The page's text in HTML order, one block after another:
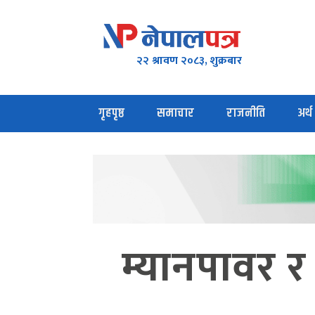
२२ श्रावण २०८३, शुक्रबार
गृहपृष्ठ समाचार राजनीति अर्थ
म्यानपावर